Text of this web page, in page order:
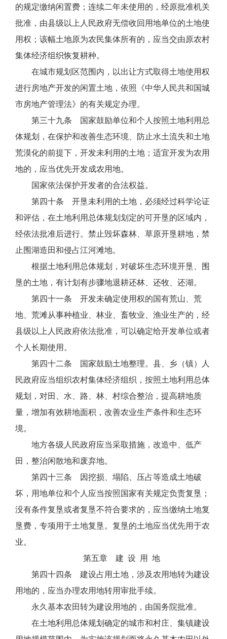
的规定缴纳闲置费；连续二年未使用的，经原批准机关
批准，由县级以上人民政府无偿收回用地单位的土地使
用权；该幅土地原为农民集体所有的，应当交由原农村
集体经济组织恢复耕种。
在城市规划区范围内，以出让方式取得土地使用权
进行房地产开发的闲置土地，依照《中华人民共和国城
市房地产管理法》的有关规定办理。
第三十九条 国家鼓励单位和个人按照土地利用总
体规划，在保护和改善生态环境、防止水土流失和土地
荒漠化的前提下，开发未利用的土地；适宜开发为农用
地的，应当优先开发成农用地。
国家依法保护开发者的合法权益。
第四十条 开垦未利用的土地，必须经过科学论证
和评估，在土地利用总体规划划定的可开垦的区域内，
经依法批准后进行。禁止毁坏森林、草原开垦耕地，禁
止围湖造田和侵占江河滩地。
根据土地利用总体规划，对破坏生态环境开垦、围
垦的土地，有计划有步骤地退耕还林、还牧、还湖。
第四十一条 开发未确定使用权的国有荒山、荒
地、荒滩从事种植业、林业、畜牧业、渔业生产的，经
县级以上人民政府依法批准，可以确定给开发单位或者
个人长期使用。
第四十二条 国家鼓励土地整理。县、乡（镇）人
民政府应当组织农村集体经济组织，按照土地利用总体
规划，对田、水、路、林、村综合整治，提高耕地质
量，增加有效耕地面积，改善农业生产条件和生态环
境。
地方各级人民政府应当采取措施，改造中、低产
田，整治闲散地和废弃地。
第四十三条 因挖损、塌陷、压占等造成土地破
坏，用地单位和个人应当按照国家有关规定负责复垦；
没有条件复垦或者复垦不符合要求的，应当缴纳土地复
垦费，专项用于土地复垦。复垦的土地应当优先用于农
业。
第五章 建 设 用 地
第四十四条 建设占用土地，涉及农用地转为建设
用地的，应当办理农用地转用审批手续。
永久基本农田转为建设用地的，由国务院批准。
在土地利用总体规划确定的城市和村庄、集镇建设